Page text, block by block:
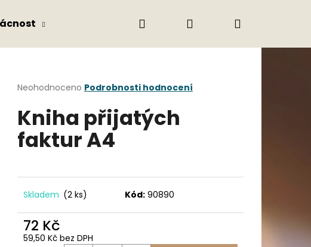
Obchodní podmínky
Přihlášení
Průměrné
produktu
je
0,0
Neohodnoceno Podrobnosti hodnocení
Kniha přijatých
faktur A4
Skladem (2 ks) Kód: 90890
72 Kč
59,50 Kč bez DPH